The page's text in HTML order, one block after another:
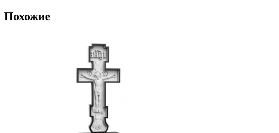
Похожие